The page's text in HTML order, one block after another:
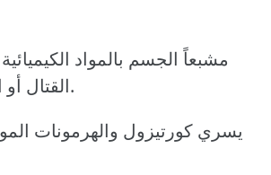
مشبعاً الجسم بالمواد
القتال أو الهروب أو التجمد.
يسري كورتيزول والهرمونات